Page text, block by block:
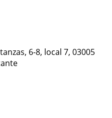
6-8, local 7, 03005